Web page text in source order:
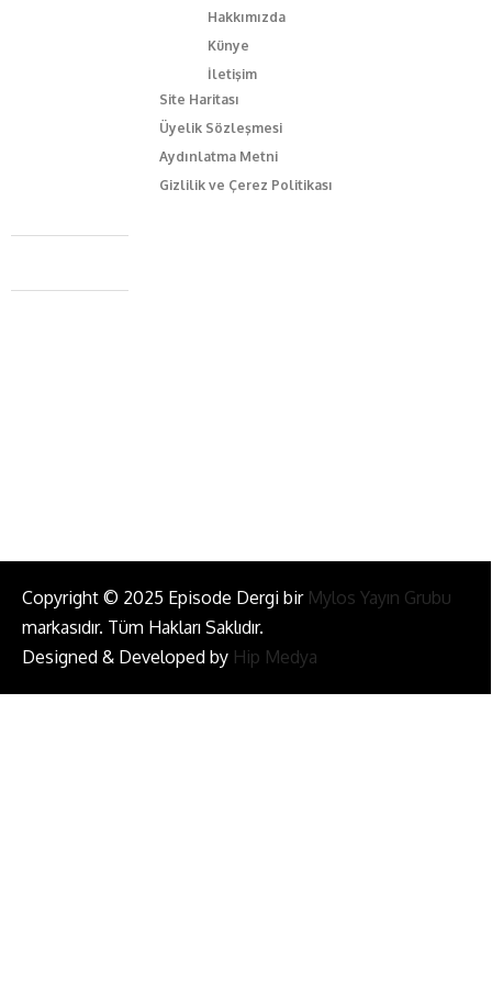
Hakkımızda
Künye
İletişim
Site Haritası
Üyelik Sözleşmesi
Aydınlatma Metni
Gizlilik ve Çerez Politikası
Caferağa Mah. Dr. Şakir Paşa Sok. No3/A Kadıköy İstanbul
+90 543 345 46 00
Copyright © 2025 Episode Dergi bir Mylos Yayın Grubu
markasıdır. Tüm Hakları Saklıdır.
Designed & Developed by Hip Medya